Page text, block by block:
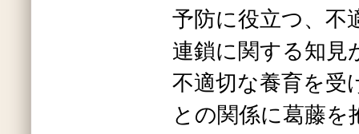
予防に役立つ、不
連鎖に関する知見
不適切な養育を受
との関係に葛藤